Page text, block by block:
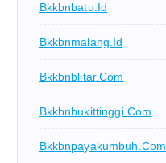
Bkkbnbatu.id
Bkkbnmalang.id
Bkkbnblitar.com
Bkkbnbukittinggi.com
Bkkbnpayakumbuh.com